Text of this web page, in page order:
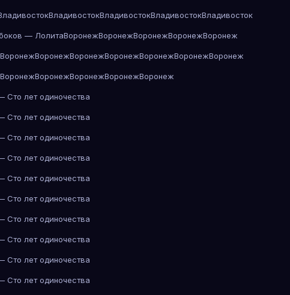
ВладивостокВладивостокВладивостокВладивосток
— ЛолитаВоронежВоронежВоронежВоронежВоронеж
ВоронежВоронежВоронежВоронежВоронежВоронежВоронеж
ВоронежВоронежВоронежВоронежВоронеж
Сто лет одиночества
Сто лет одиночества
Сто лет одиночества
Сто лет одиночества
Сто лет одиночества
Сто лет одиночества
Сто лет одиночества
Сто лет одиночества
Сто лет одиночества
Сто лет одиночества